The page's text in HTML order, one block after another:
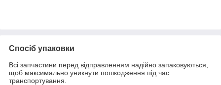
Спосіб упаковки
Всі запчастини перед відправленням надійно запаковуються,
щоб максимально уникнути пошкодження під час
транспортування.